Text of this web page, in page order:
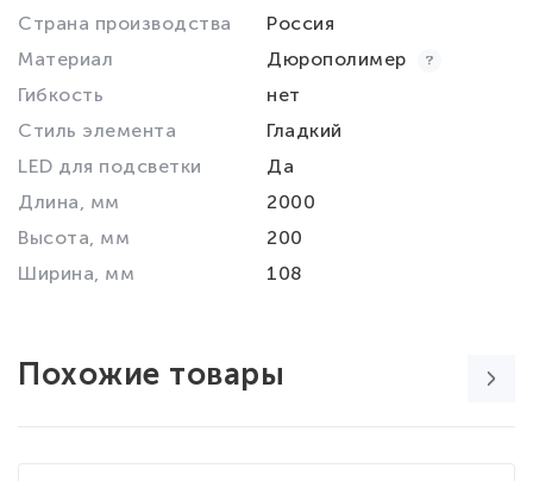
Страна производства
Россия
Материал
Дюрополимер
Гибкость
нет
Стиль элемента
Гладкий
LED для подсветки
Да
Длина, мм
2000
Высота, мм
200
Ширина, мм
108
Похожие товары